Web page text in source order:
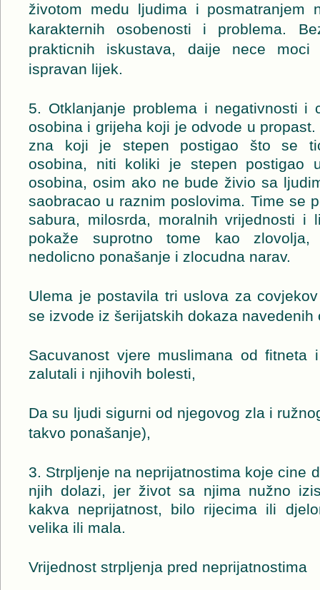
životom medu ljudima i posmatranjem
karakternih osobenosti i problema.
prakticnih iskustava, daije nece moci
ispravan lijek.
5. Otklanjanje problema i negativnosti i
osobina i grijeha koji je odvode u
zna koji je stepen postigao što se
osobina, niti koliki je stepen postigao
osobina, osim ako ne bude živio sa
saobracao u raznim poslovima. Time se
sabura, milosrda, moralnih vrijednosti i
pokaže suprotno tome kao zlovolja,
nedolicno ponašanje i zlocudna narav.
Ulema je postavila tri uslova za
se izvode iz šerijatskih dokaza navedenih
Sacuvanost vjere muslimana od
zalutali i njihovih bolesti,
Da su ljudi sigurni od njegovog zla i
takvo ponašanje),
3. Strpljenje na neprijatnostima koje cine
njih dolazi, jer život sa njima nužno
kakva neprijatnost, bilo rijecima ili
velika ili mala.
Vrijednost strpljenja pred neprijatnostima